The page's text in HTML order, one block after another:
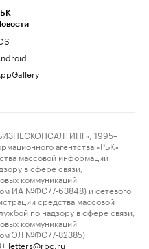
1995–
агентства «РБК»
массовой информации
в сфере связи,
коммуникаций
ИА №ФС77-63848) и сетевого
средства массовой
по надзору в сфере связи,
коммуникаций
ЭЛ №ФС77-82385)
letters@rbc.ru